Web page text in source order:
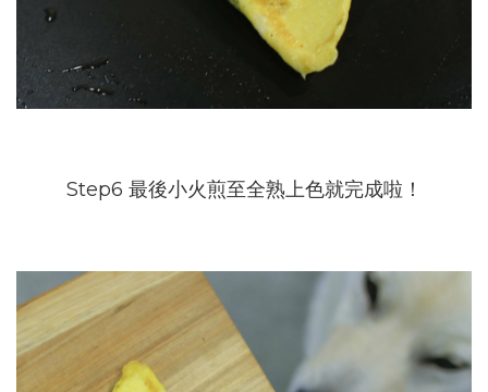
Step6 最後小火煎至全熟上色就完成啦！